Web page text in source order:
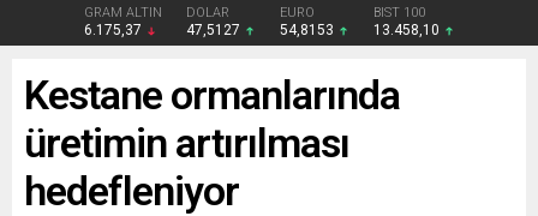
GRAM ALTIN
6.175,37
DOLAR
47,5127
EURO
54,8153
BIST 100
13.458,10
Kestane ormanlarında
üretimin artırılması
hedefleniyor